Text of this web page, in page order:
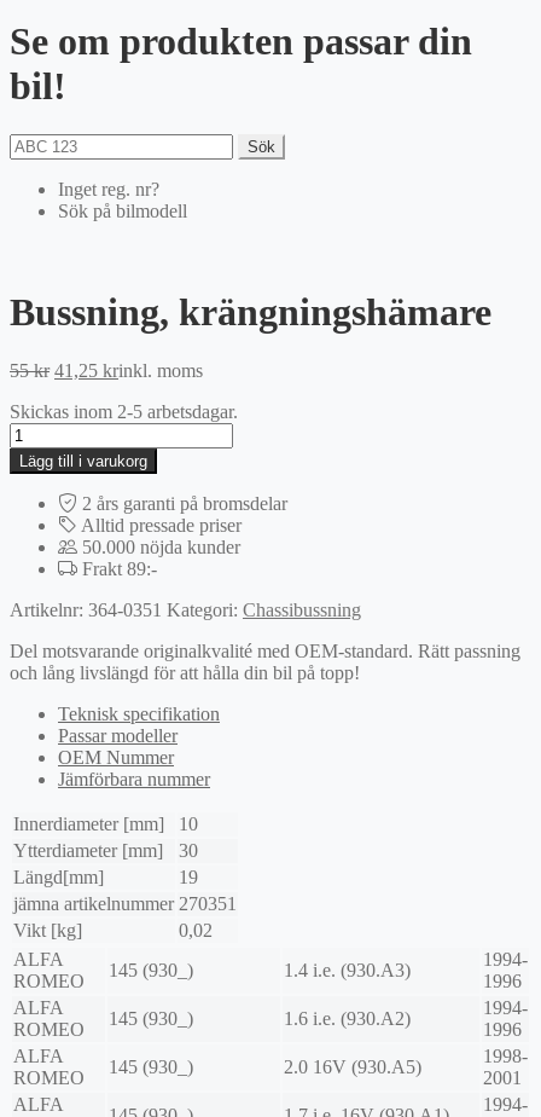
Se om produkten passar din
bil!
Sök
Inget reg. nr?
Sök på bilmodell
Bussning, krängningshämare
55kr Det
priset
55 kr.
41,25 krDet
priset
41,25 kr.
inkl. moms
Skickas inom 2-5 arbetsdagar.
Bussning,
krängningshämare
mängd
Lägg till i varukorg
2 års garanti på bromsdelar
Alltid pressade priser
50.000 nöjda kunder
Frakt 89:-
Artikelnr: 364-0351 Kategori: Chassibussning
Del motsvarande originalkvalité med OEM-standard. Rätt passning
och lång livslängd för att hålla din bil på topp!
Teknisk specifikation
Passar modeller
OEM Nummer
Jämförbara nummer
Innerdiameter [mm]
10
Ytterdiameter [mm]
30
Längd[mm]
19
jämna artikelnummer 270351
Vikt [kg]
0,02
ALFA
ROMEO
145 (930_) 1.4 i.e. (930.A3)
1994-
1996
ALFA
ROMEO
145 (930_) 1.6 i.e. (930.A2)
1994-
1996
ALFA
ROMEO
145 (930_) 2.0 16V (930.A5)
1998-
2001
ALFA
1994-